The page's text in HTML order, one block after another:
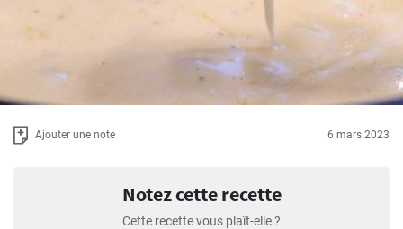
Ajouter une note 6 mars 2023
Notez cette recette
Cette recette vous plaît-elle ?